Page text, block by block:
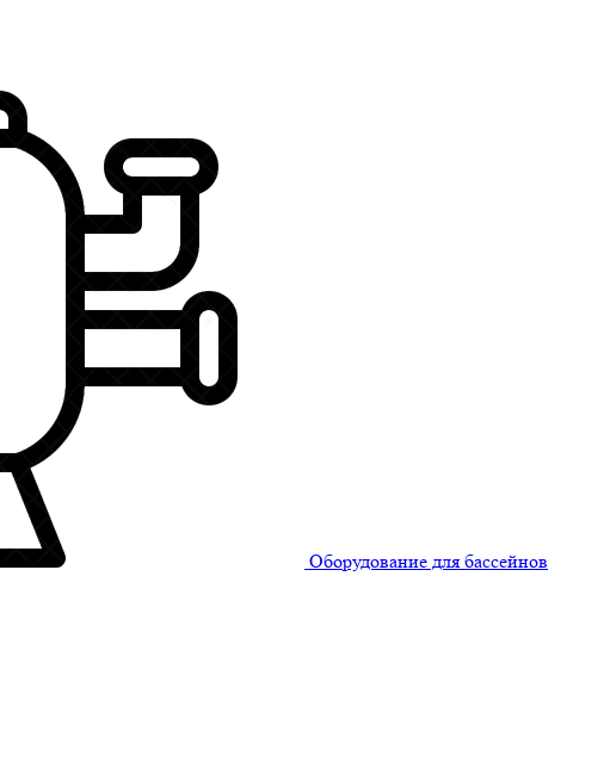
Оборудование для бассейнов